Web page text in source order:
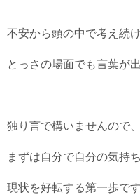
不安から頭の中で考え続
とっさの場面でも言葉が
独り言で構いませんので、
まずは自分で自分の気持
現状を好転する第一歩です